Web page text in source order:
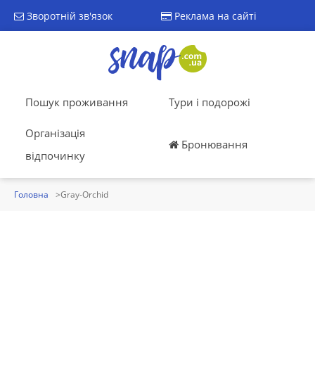
Зворотній зв'язок Реклама на сайті
Пошук проживання Тури і подорожі
Організація
відпочинку
Бронювання
Головна Gray-Orchid